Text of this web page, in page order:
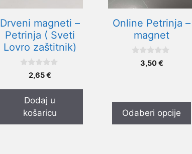
Drveni magneti –
Petrinja ( Sveti
Lovro zaštitnik)
2,65€
Dodaj u
košaricu
Online Petrinja –
magnet
3,50€
Odaberi opcije
odabrati
stranici
proizvoda